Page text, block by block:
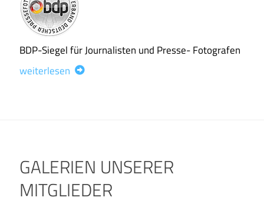
BDP-Siegel für Journalisten und Presse- Fotografen
weiterlesen
GALERIEN UNSERER
MITGLIEDER